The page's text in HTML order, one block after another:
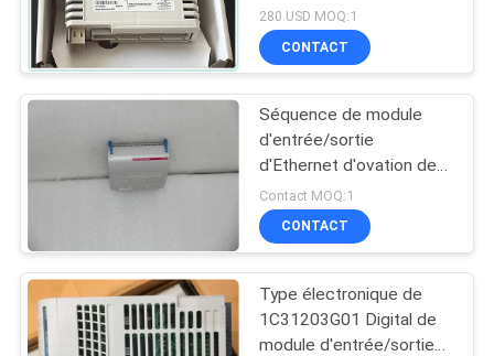
POLITIQUE
EN
MATIÈRE
PROTECTION
LA
VIE
PRIVÉE
AO810V2 ASEA BROWN
BOVER
280 USD MOQ:1
CONTACT
Séquence de module
d'entrée/sortie
d'Ethernet d'ovation de
C.C d'opérations 48V à
bord de 1C31233G04
Contact MOQ:1
CONTACT
Type électronique de
1C31203G01 Digital de
module d'entrée/sortie